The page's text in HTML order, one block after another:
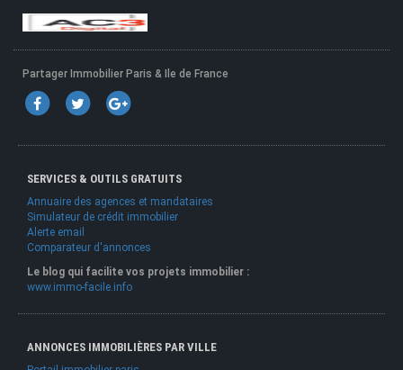
Partager Immobilier Paris & Ile de France
SERVICES & OUTILS GRATUITS
Annuaire des agences et mandataires
Simulateur de crédit immobilier
Alerte email
Comparateur d'annonces
Le blog qui facilite vos projets immobilier :
www.immo-facile.info
ANNONCES IMMOBILIÈRES PAR VILLE